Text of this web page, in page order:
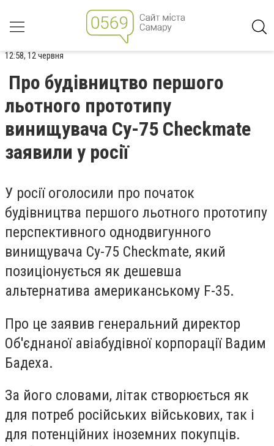
12:58, 12 червня
Про будівництво першого
льотного прототипу
винищувача Су-75 Checkmate
заявили у росії
У росії оголосили про початок
будівництва першого льотного прототипу
перспективного однодвигунного
винищувача Су-75 Checkmate, який
позиціонується як дешевша
альтернатива американському F-35.
Про це заявив генеральний директор
Об'єднаної авіабудівної корпорації Вадим
Бадеха.
За його словами, літак створюється як
для потреб російських військових, так і
для потенційних іноземних покупців.